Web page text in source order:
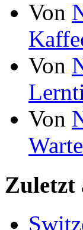
Von
Von
Von
Zuletzt